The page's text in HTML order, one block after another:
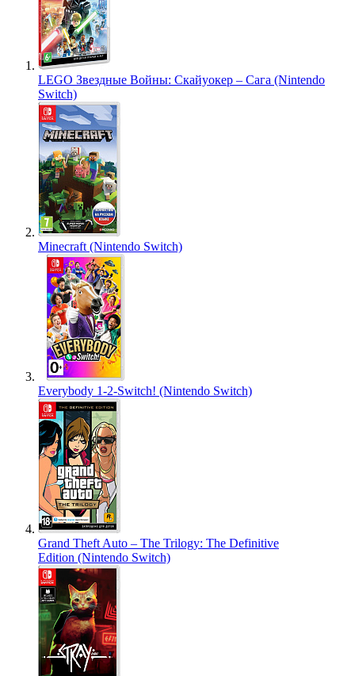
LEGO Звездные Войны: Скайуокер – Сага (Nintendo
Switch)
Minecraft (Nintendo Switch)
Everybody 1-2-Switch! (Nintendo Switch)
Grand Theft Auto – The Trilogy: The Definitive
Edition (Nintendo Switch)